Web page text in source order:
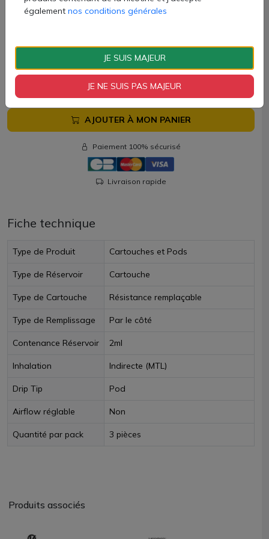
Ces cartouches sont compatibles avec les pods Aegis U,
10 €
Quantité
AJOUTER À MON PANIER
Paiement 100% sécurisé
Livraison rapide
Fiche technique
Type de Produit Cartouches et Pods
Type de Réservoir Cartouche
Type de Cartouche Résistance remplaçable
Type de Remplissage Par le côté
Contenance Réservoir 2ml
Inhalation Indirecte (MTL)
Drip Tip Pod
Airflow réglable Non
Quantité par pack 3 pièces
Produits associés
également nos conditions générales
JE SUIS MAJEUR
JE NE SUIS PAS MAJEUR